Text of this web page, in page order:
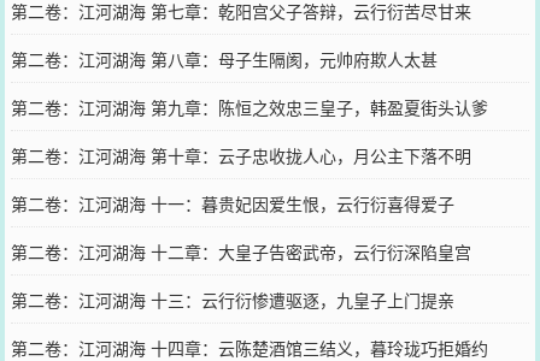
第二卷：江河湖海 第七章：乾阳宫父子答辩，云行衍苦尽甘来
第二卷：江河湖海 第八章：母子生隔阂，元帅府欺人太甚
第二卷：江河湖海 第九章：陈恒之效忠三皇子，韩盈夏街头认爹
第二卷：江河湖海 第十章：云子忠收拢人心，月公主下落不明
第二卷：江河湖海 十一：暮贵妃因爱生恨，云行衍喜得爱子
第二卷：江河湖海 十二章：大皇子告密武帝，云行衍深陷皇宫
第二卷：江河湖海 十三：云行衍惨遭驱逐，九皇子上门提亲
第二卷：江河湖海 十四章：云陈楚酒馆三结义，暮玲珑巧拒婚约